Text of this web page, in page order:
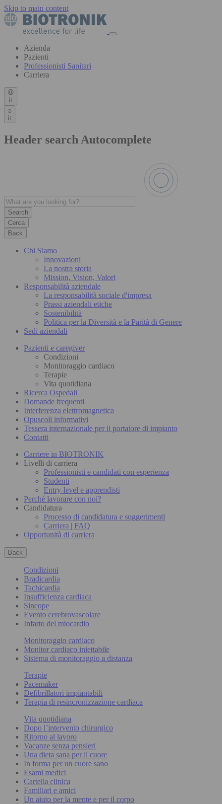
Skip to main content
Azienda
Pazienti
Professionisti Sanitari
Carriera
it
it
Header search Autocomplete
Cerca
Back
Chi Siamo
Innovazioni
La nostra storia
Mission, Vision, Valori
Responsabilità aziendale
La responsabilità sociale d'impresa
Prassi aziendali etiche
Sostenibilità
Politica per la Diversità e la Parità di Genere
Sedi aziendali
Pazienti e caregiver
Condizioni
Monitoraggio cardiaco
Terapie
Vita quotidiana
Ricerca Ospedali
Domande frequenti
Interferenza elettromagnetica
Opuscoli informativi
Tessera internazionale per il portatore di impianto
Contatti
Carriere in BIOTRONIK
Livelli di carriera
Professionisti e candidati con esperienza
Studenti
Entry-level e apprendisti
Perché lavorare con noi?
Candidatura
Processo di candidatura e suggerimenti
Carriera | FAQ
Opportunità di carriera
Back
Condizioni
Bradicardia
Tachicardia
Insufficienza cardiaca
Sincope
Evento cerebrovascolare
Infarto del miocardio
Monitoraggio cardiaco
Monitor cardiaco iniettabile
Sistema di monitoraggio a distanza
Terapie
Pacemaker
Defibrillatori impiantabili
Terapia di resincronizzazione cardiaca
Vita quotidiana
Dopo l’intervento chirurgico
Ritorno al lavoro
Vacanze senza pensieri
Una dieta sana per il cuore
In forma per un cuore sano
Esami medici
Cartella clinica
Familiari e amici
Un aiuto per la mente e per il corpo